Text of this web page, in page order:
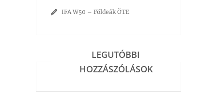
IFA W50 – Földeák ÖTE
LEGUTÓBBI
HOZZÁSZÓLÁSOK